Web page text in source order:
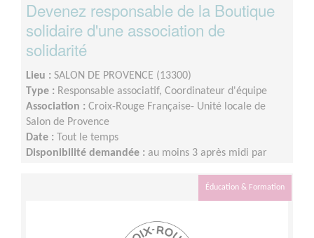
Devenez responsable de la Boutique
solidaire d'une association de
solidarité
Lieu : SALON DE PROVENCE (13300)
Type : Responsable associatif, Coordinateur d'équipe
Association : Croix-Rouge Française- Unité locale de
Salon de Provence
Date : Tout le temps
Disponibilité demandée : au moins 3 après midi par
Éducation & Formation